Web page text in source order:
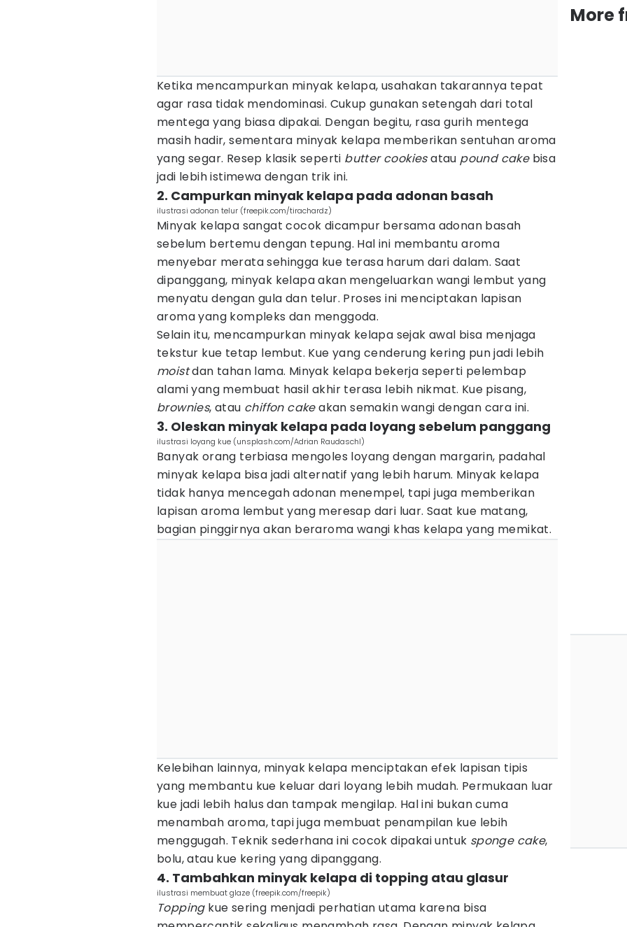
Ketika mencampurkan minyak kelapa, usahakan takarannya tepat
agar rasa tidak mendominasi. Cukup gunakan setengah dari total
mentega yang biasa dipakai. Dengan begitu, rasa gurih mentega
masih hadir, sementara minyak kelapa memberikan sentuhan aroma
yang segar. Resep klasik seperti butter cookiesatau pound cake bisa
jadi lebih istimewa dengan trik ini.
2. Campurkan minyak kelapa pada adonan basah
ilustrasi adonan telur (freepik.com/tirachardz)
Minyak kelapa sangat cocok dicampur bersama adonan basah
sebelum bertemu dengan tepung. Hal ini membantu aroma
menyebar merata sehingga kue terasa harum dari dalam. Saat
dipanggang, minyak kelapa akan mengeluarkan wangi lembut yang
menyatu dengan gula dan telur. Proses ini menciptakan lapisan
aroma yang kompleks dan menggoda.
Selain itu, mencampurkan minyak kelapa sejak awal bisa menjaga
tekstur kue tetap lembut. Kue yang cenderung kering pun jadi lebih
moistdan tahan lama. Minyak kelapa bekerja seperti pelembap
alami yang membuat hasil akhir terasa lebih nikmat. Kue pisang,
brownies, atau chiffon cakeakan semakin wangi dengan cara ini.
3. Oleskan minyak kelapa pada loyang sebelum panggang
ilustrasi loyang kue (unsplash.com/Adrian Raudaschl)
Banyak orang terbiasa mengoles loyang dengan margarin, padahal
minyak kelapa bisa jadi alternatif yang lebih harum. Minyak kelapa
tidak hanya mencegah adonan menempel, tapi juga memberikan
lapisan aroma lembut yang meresap dari luar. Saat kue matang,
bagian pinggirnya akan beraroma wangi khas kelapa yang memikat.
Kelebihan lainnya, minyak kelapa menciptakan efek lapisan tipis
yang membantu kue keluar dari loyang lebih mudah. Permukaan luar
kue jadi lebih halus dan tampak mengilap. Hal ini bukan cuma
menambah aroma, tapi juga membuat penampilan kue lebih
menggugah. Teknik sederhana ini cocok dipakai untuk sponge cake,
bolu, atau kue kering yang dipanggang.
4. Tambahkan minyak kelapa di topping atau glasur
ilustrasi membuat glaze (freepik.com/freepik)
Topping kue sering menjadi perhatian utama karena bisa
More